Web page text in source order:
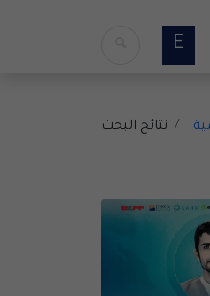
E
نتائج البحث